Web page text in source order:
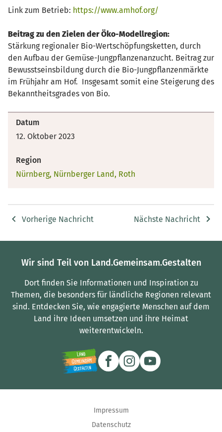
Link zum Betrieb: https://www.amhof.org/
Beitrag zu den Zielen der Öko-Modellregion:
Stärkung regionaler Bio-Wertschöpfungsketten, durch
den Aufbau der Gemüse-Jungpflanzenanzucht. Beitrag zur
Bewusstseinsbildung durch die Bio-Jungpflanzenmärkte
im Frühjahr am Hof. Insgesamt somit eine Steigerung des
Bekanntheitsgrades von Bio.
Datum
12. Oktober 2023
Region
Nürnberg, Nürnberger Land, Roth
Vorherige Nachricht Nächste Nachricht
Wir sind Teil von Land.Gemeinsam.Gestalten
Dort finden Sie Informationen und Inspiration zu
Themen, die besonders für ländliche Regionen relevant
sind. Entdecken Sie, wie engagierte Menschen auf dem
Land ihre Ideen umsetzen und ihre Heimat
weiterentwickeln.
Impressum
Datenschutz